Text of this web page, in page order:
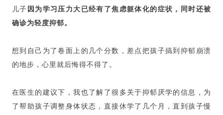
儿子 因为学习压力大已经有了焦虑躯体化的症状，同时还被
确诊为轻度抑郁。
想到自己为了卷面上的几个分数，差点把孩子搞到抑郁崩溃
的地步，心里就后悔得不得了。
在医生的建议下，我也了解了很多关于抑郁厌学的信息，为
了帮助孩子调整身体状态，直接休学了几个月，直到孩子慢